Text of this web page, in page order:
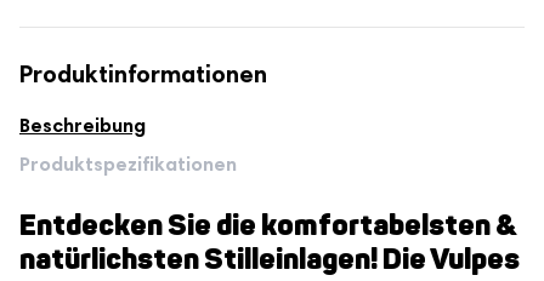
Ergonomisches Design
Für jede Mutter (Cup B bis D)
Spezialist für Baby- und Schwangerschaftsprodukte
Produktinformationen
Beschreibung
Produktspezifikationen
Entdecken Sie die komfortabelsten &
natürlichsten Stilleinlagen! Die Vulpes